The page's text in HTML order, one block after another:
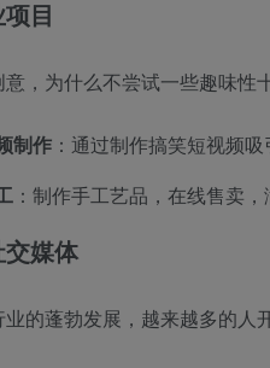
目
，为什么不尝试一些趣味性
制作 ：通过制作搞笑短视频吸
：制作手工艺品，在线售卖，
媒体
的蓬勃发展，越来越多的人